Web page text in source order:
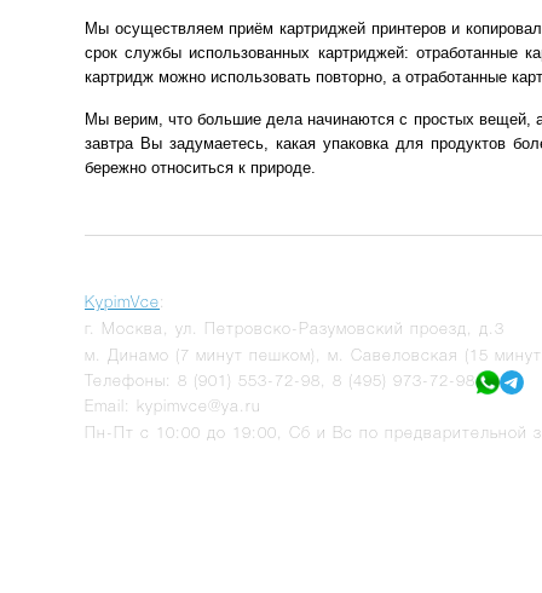
Мы осуществляем приём картриджей принтеров и
срок службы использованных картриджей: отработанные
картридж можно использовать повторно, а отработанные
Мы верим, что большие дела начинаются с простых вещей,
завтра Вы задумаетесь, какая упаковка для продуктов
бережно относиться к природе.
KypimVce:
г.
Москва
ул. Петровско-Разумовский проезд, д.3
м. Динамо (7 минут пешком), м. Савеловская (15
Телефоны: 8 (901) 553-72-98
8 (495) 973-72-98
Email: kypimvce@ya.ru
Пн-Пт с 10:00 до 19:00, Сб и Вс по предварительной